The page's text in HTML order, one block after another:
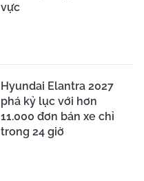
vực
Hyundai Elantra 2027
phá kỷ lục với hơn
11.000 đơn bán xe chỉ
trong 24 giờ